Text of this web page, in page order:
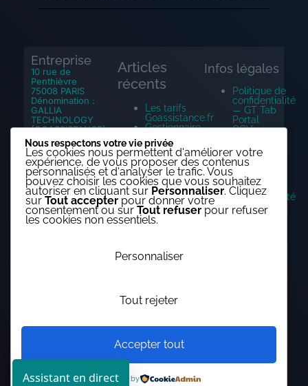
Entreprise
10 rue de
Penthièvre
75008 PARIS
Dénomination :
GALLIA
TECHNOLOGY
(GOASSISTANCE)
Siret:
90032383300013
APE: 47.91B
Articles
récents
Les tarifs
Goassistance.fr
Gestionnaire
de mots
de passe
Bitwarden.
La fin de
la prise
de tête
en toute
sécurité !
Assistance
informatique
possible.
(Mais
Infos légales
Politique de
confidentialité
— GT Tab
Portal
CGV
égales
Dashboard
employe
Déclaration
de
confidentialité
(UE)
Politique de
Copyright©gallia-technology 2025
Nous respectons votre vie privée
Les cookies nous permettent d'améliorer votre
expérience, de vous proposer des contenus
personnalisés et d'analyser le trafic. Vous
pouvez choisir les cookies que vous souhaitez
autoriser en cliquant sur Personnaliser. Cliquez
sur Tout accepter pour donner votre
consentement ou sur Tout refuser pour refuser
les cookies non essentiels.
Personnaliser
Tout rejeter
Accepter tout
Powered by
Assistant en direct